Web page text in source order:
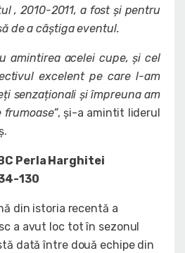
, 2010-2011, a fost și pentru
de a câștiga eventul.
amintirea acelei cupe, și cel
excelent pe care l-am
senzaționali și împreuna am
, și-a amintit liderul
Perla Harghitei
130
din istoria recentă a
a avut loc tot în sezonul
dată între două echipe din